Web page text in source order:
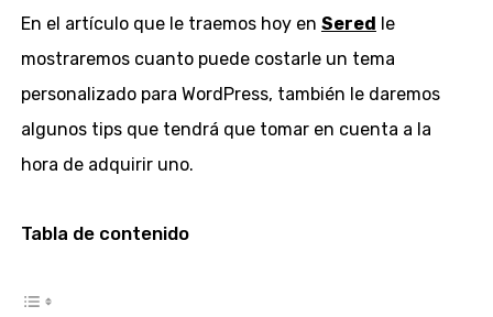
En el artículo que le traemos hoy en Sered le
mostraremos cuanto puede costarle un tema
personalizado para WordPress, también le daremos
algunos tips que tendrá que tomar en cuenta a la
hora de adquirir uno.
Tabla de contenido